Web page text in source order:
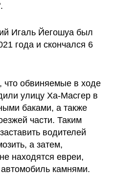
Игаль Йегошуа был
года и скончался 6
что обвиняемые в ходе
улицу Ха-Масгер в
баками, а также
части. Таким
водителей
а затем,
находятся евреи,
камнями.